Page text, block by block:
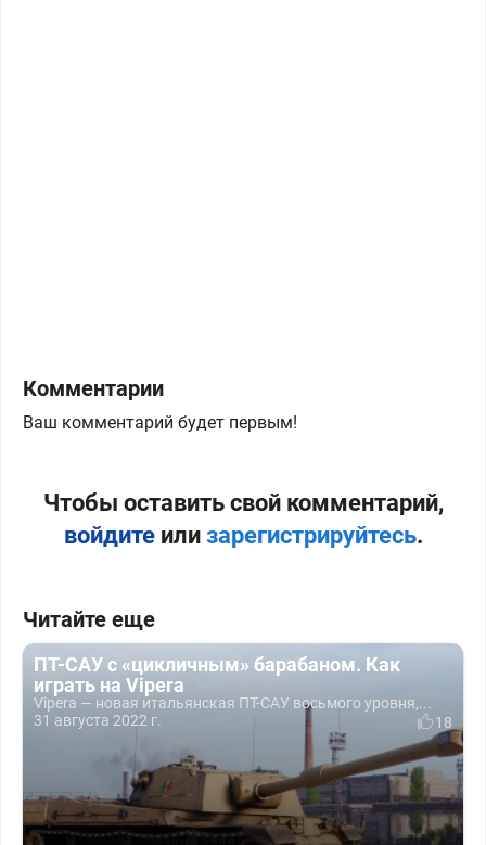
Комментарии
Ваш комментарий будет первым!
Чтобы оставить свой комментарий,
войдитеили зарегистрируйтесь.
Читайте еще
ПТ-САУ с «цикличным» барабаном. Как
играть на Vipera
Vipera — новая итальянская ПТ-САУ восьмого уровня,...
31 августа 2022 г.
18